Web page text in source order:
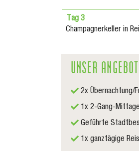
Tag 3
Champagnerkeller in
UNSER
2x Übernachtung/
1x 2-Gang-
Geführte
1x ganztägige